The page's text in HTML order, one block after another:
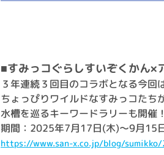
■すみっコぐらしすいぞくかん×
３年連続３回目のコラボとなる今
ちょっぴりワイルドなすみっコたち
水槽を巡るキーワードラリーも開催！
期間：2025年7月17日(木)～9月15
https://www.san-x.co.jp/blog/